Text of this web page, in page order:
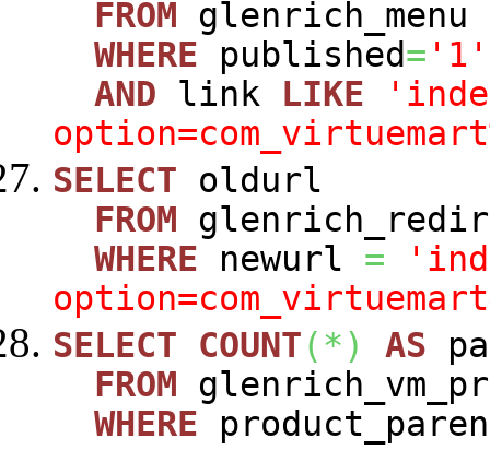
FROM glenrich_menu
WHERE published= '1'
AND link LIKE
SELECT oldurl
FROM
WHERE newurl =
SELECT
COUNT(*) AS
FROM
WHERE